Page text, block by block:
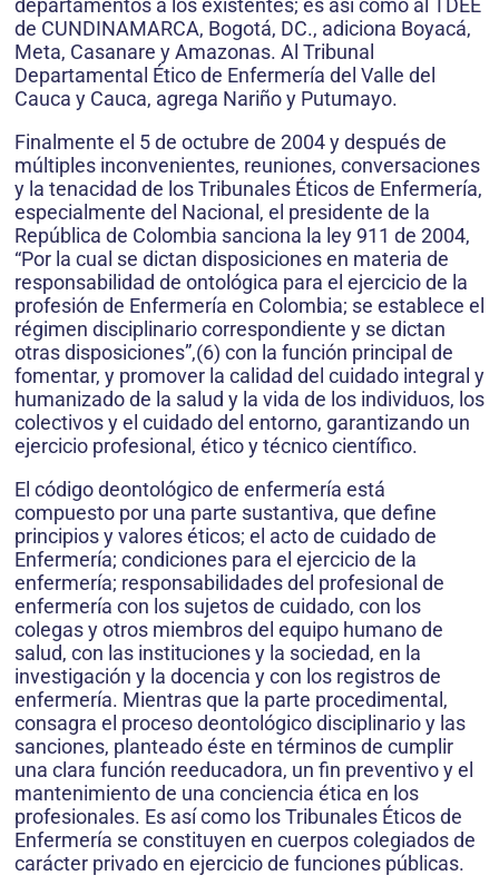
departamentos a los existentes; es así como al TDEE
de CUNDINAMARCA, Bo­gotá, DC., adiciona Boyacá,
Meta, Casanare y Amazonas. Al Tribunal
Departamental Ético de Enfermería del Valle del
Cauca y Cauca, agrega Nariño y Putumayo.
Finalmente el 5 de octubre de 2004 y después de
múltiples inconvenientes, reuniones, conversaciones
y la tenacidad de los Tribunales Éticos de Enfermería,
especialmente del Nacional, el presidente de la
República de Colombia sanciona la ley 911 de 2004,
“Por la cual se dictan disposiciones en materia de
responsabilidad de ontológica para el ejercicio de la
profesión de Enfermería en Colombia; se establece el
régimen disciplinario correspondiente y se dictan
otras disposiciones”,(6) con la función principal de
fomentar, y promover la calidad del cuidado integral y
humanizado de la salud y la vida de los individuos, los
colectivos y el cuidado del entorno, garantizando un
ejercicio profesional, ético y técnico científico.
El código deontológico de enfermería está
compuesto por una parte sustantiva, que define
principios y valores éticos; el acto de cuidado de
Enfermería; condiciones para el ejercicio de la
enfermería; responsabilidades del profesional de
enfermería con los sujetos de cuidado, con los
colegas y otros miembros del equipo humano de
salud, con las instituciones y la sociedad, en la
investigación y la docencia y con los registros de
enfermería. Mientras que la parte procedimental,
consagra el proceso deontológico disciplinario y las
sanciones, planteado éste en términos de cumplir
una clara función reeducadora, un fin preventivo y el
mantenimiento de una conciencia ética en los
profesionales. Es así como los Tribunales Éticos de
Enfermería se constituyen en cuerpos colegiados de
carácter privado en ejercicio de funciones públicas.